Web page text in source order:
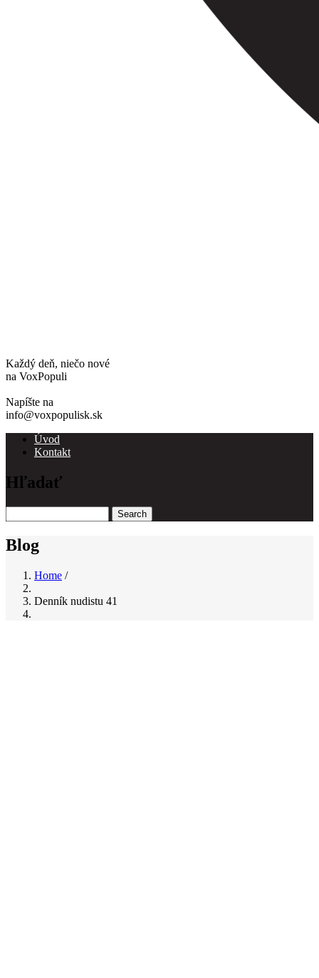
Každý deň, niečo nové
na VoxPopuli
Napíšte na
info@voxpopulisk.sk
Main
navigation
Úvod
Kontakt
Hľadať
Blog
Breadcrumb
Home /
Denník nudistu 41